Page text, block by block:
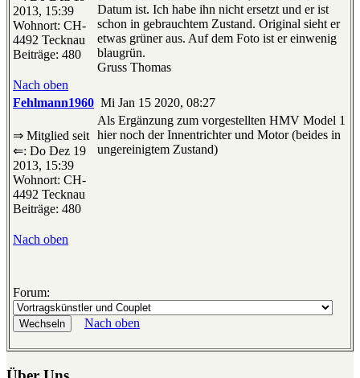
2013, 15:39
Wohnort: CH-
4492 Tecknau
Beiträge: 480
Datum ist. Ich habe ihn nicht ersetzt und er ist
schon in gebrauchtem Zustand. Original sieht er
etwas grüner aus. Auf dem Foto ist er einwenig
blaugrün.
Gruss Thomas
Nach oben
Fehlmann1960 Mi Jan 15 2020, 08:27
⇒ Mitglied seit
⇐: Do Dez 19
2013, 15:39
Wohnort: CH-
4492 Tecknau
Beiträge: 480
Als Ergänzung zum vorgestellten HMV Model 1
hier noch der Innentrichter und Motor (beides in
ungereinigtem Zustand)
Nach oben
Forum:
Nach oben